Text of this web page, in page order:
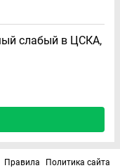
слабый в ЦСКА,
Правила Политика сайта